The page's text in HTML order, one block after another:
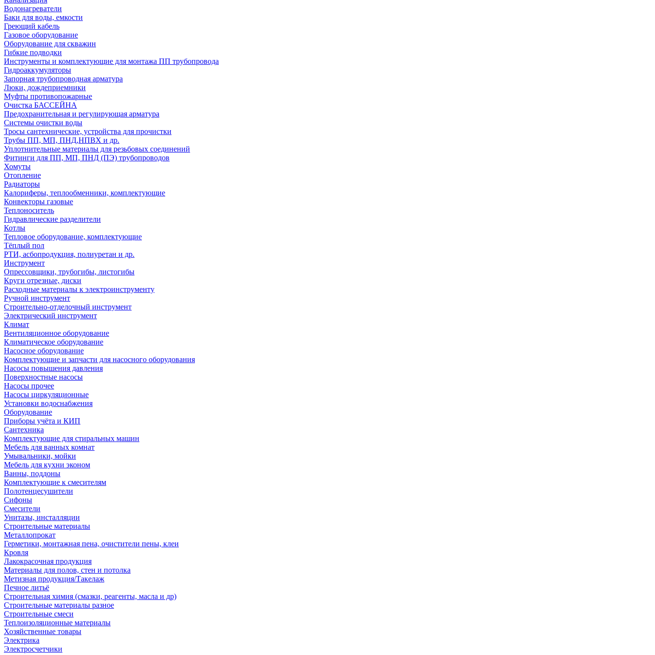
Водонагреватели
Баки для воды, емкости
Греющий кабель
Газовое оборудование
Оборудование для скважин
Гибкие подводки
Инструменты и комплектующие для монтажа ПП трубопровода
Гидроаккумуляторы
Запорная трубопроводная арматура
Люки, дождеприемники
Муфты противопожарные
Очистка БАССЕЙНА
Предохранительная и регулирующая арматура
Системы очистки воды
Тросы сантехнические, устройства для прочистки
Трубы ПП, МП, ПНД,НПВХ и др.
Уплотнительные материалы для резьбовых соединений
Фитинги для ПП, МП, ПНД (ПЭ) трубопроводов
Хомуты
Отопление
Радиаторы
Калориферы, теплообменники, комплектующие
Конвекторы газовые
Теплоноситель
Гидравлические разделители
Котлы
Тепловое оборудование, комплектующие
Тёплый пол
РТИ, асбопродукция, полиуретан и др.
Инструмент
Опрессовщики, трубогибы, листогибы
Круги отрезные, диски
Расходные материалы к электроинструменту
Ручной инструмент
Строительно-отделочный инструмент
Электрический инструмент
Климат
Вентиляционное оборудование
Климатическое оборудование
Насосное оборудование
Комплектующие и запчасти для насосного оборудования
Насосы повышения давления
Поверхностные насосы
Насосы прочее
Насосы циркуляционные
Установки водоснабжения
Оборудование
Приборы учёта и КИП
Сантехника
Комплектующие для стиральных машин
Мебель для ванных комнат
Умывальники, мойки
Мебель для кухни эконом
Ванны, поддоны
Комплектующие к смесителям
Полотенцесушители
Сифоны
Смесители
Унитазы, инсталляции
Строительные материалы
Металлопрокат
Герметики, монтажная пена, очистители пены, клеи
Кровля
Лакокрасочная продукция
Материалы для полов, стен и потолка
Метизная продукция/Такелаж
Печное литьё
Строительная химия (смазки, реагенты, масла и др)
Строительные материалы разное
Строительные смеси
Теплоизоляционные материалы
Хозяйственные товары
Электрика
Электросчетчики